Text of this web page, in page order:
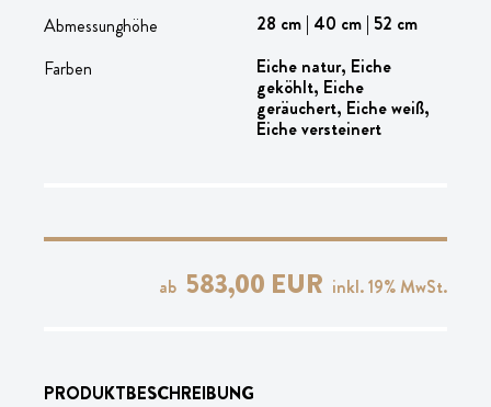
Abmessunghöhe
28 cm | 40 cm | 52 cm
Farben
Eiche natur, Eiche
geköhlt, Eiche
geräuchert, Eiche weiß,
Eiche versteinert
ab 583,00 EUR inkl.19% MwSt.
PRODUKTBESCHREIBUNG